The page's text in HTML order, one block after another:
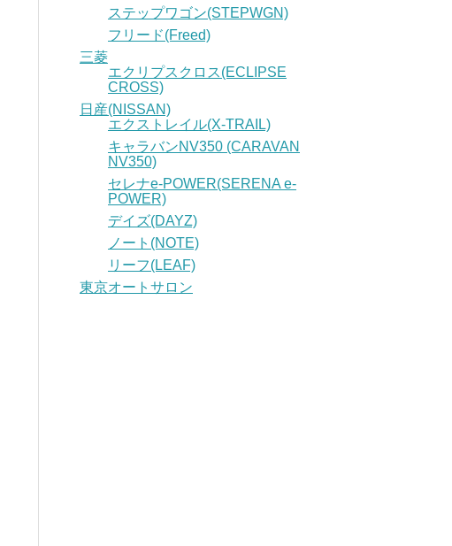
ステップワゴン(STEPWGN)
フリード(Freed)
三菱
エクリプスクロス(ECLIPSE
CROSS)
日産(NISSAN)
エクストレイル(X-TRAIL)
キャラバンNV350 (CARAVAN
NV350)
セレナe-POWER(SERENA e-
POWER)
デイズ(DAYZ)
ノート(NOTE)
リーフ(LEAF)
東京オートサロン